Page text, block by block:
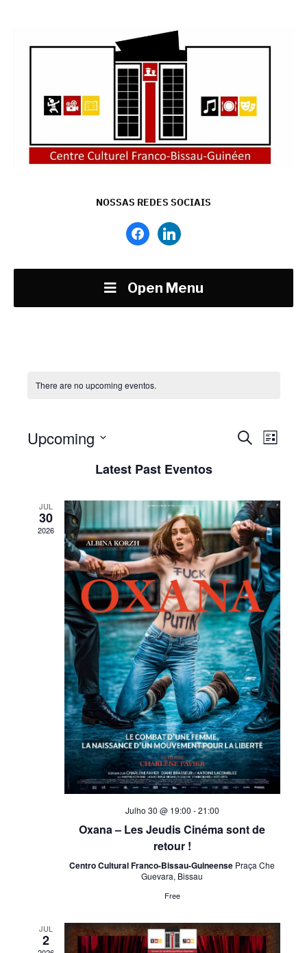
NOSSAS REDES SOCIAIS
facebooklinkedin
Open Menu
There are no upcoming eventos.
and
Views
Pesquisar
List
Upcoming
Latest Past Eventos
JUL
30
2026
Julho 30 @ 19:00 -21:00
Oxana – Les Jeudis Cinéma sont de
retour !
Centro Cultural Franco-Bissau-Guineense Praça Che
Guevara, Bissau
Free
JUL
2